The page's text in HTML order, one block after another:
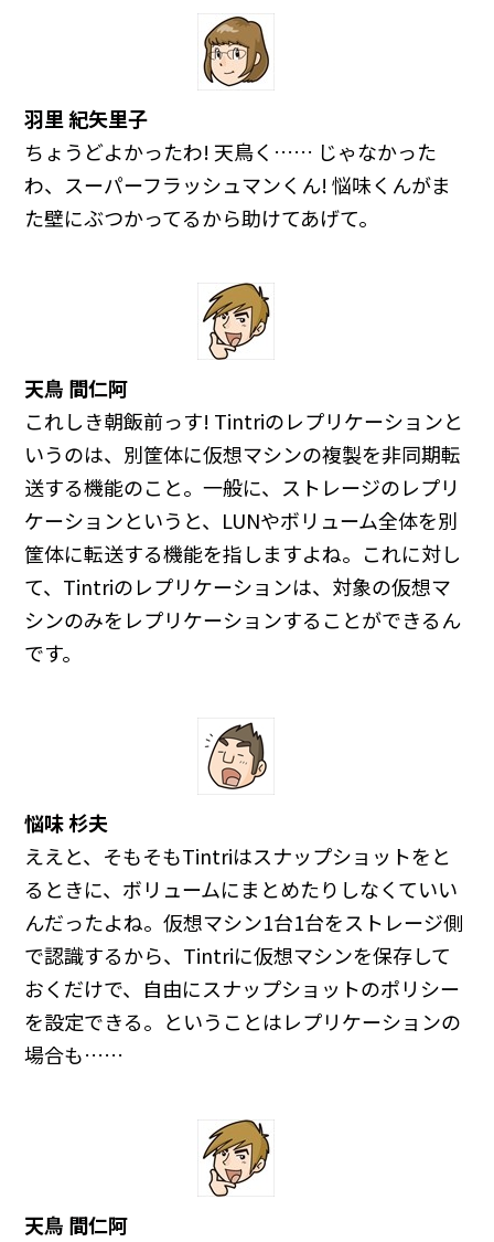
羽里 紀矢里子
ちょうどよかったわ! 天鳥く…… じゃなかった
わ、スーパーフラッシュマンくん! 悩味くんがま
た壁にぶつかってるから助けてあげて。
天鳥 間仁阿
これしき朝飯前っす! Tintriのレプリケーションと
いうのは、別筐体に仮想マシンの複製を非同期転
送する機能のこと。一般に、ストレージのレプリ
ケーションというと、LUNやボリューム全体を別
筐体に転送する機能を指しますよね。これに対し
て、Tintriのレプリケーションは、対象の仮想マ
シンのみをレプリケーションすることができるん
です。
悩味 杉夫
ええと、そもそもTintriはスナップショットをと
るときに、ボリュームにまとめたりしなくていい
んだったよね。仮想マシン1台1台をストレージ側
で認識するから、Tintriに仮想マシンを保存して
おくだけで、自由にスナップショットのポリシー
を設定できる。ということはレプリケーションの
場合も……
天鳥 間仁阿